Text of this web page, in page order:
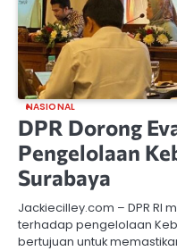
NASIONAL
DPR Dorong
Pengelolaan
Surabaya
Jackiecilley.com – DPR RI
terhadap pengelolaan
bertujuan untuk